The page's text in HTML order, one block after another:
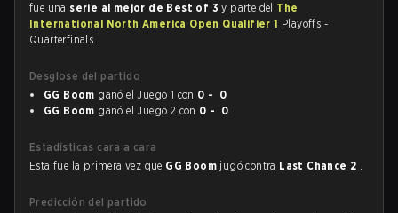
fue una serie al mejor de Best of 3y parte del The
International North America Open Qualifier 1 Playoffs -
Quarterfinals.
Desglose del partido
GG Boom ganó el Juego 1 con 0 - 0
GG Boom ganó el Juego 2 con 0 - 0
Estadísticas cara a cara
Esta fue la primera vez que GG Boom jugó contra Last Chance 2 .
Predicción del partido